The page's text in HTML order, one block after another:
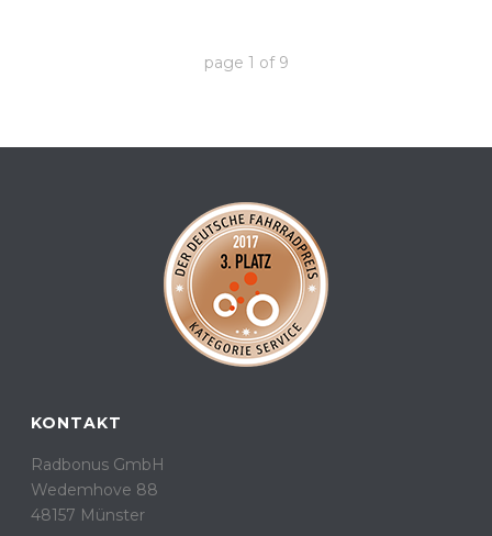
page 1 of 9
KONTAKT
Radbonus GmbH
Wedemhove 88
48157 Münster